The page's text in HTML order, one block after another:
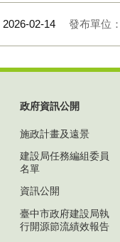
2026-02-14 發布單位：
政府資訊公開
施政計畫及遠景
建設局任務編組委員
名單
資訊公開
臺中市政府建設局執
行開源節流績效報告